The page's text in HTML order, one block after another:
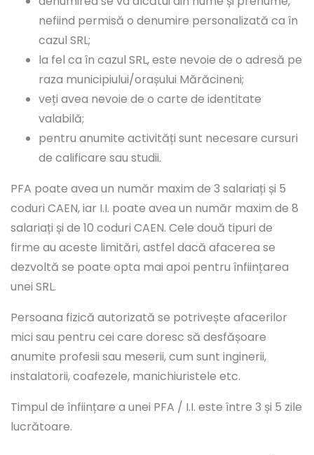
nefiind permisă o denumire personalizată ca în
cazul SRL;
la fel ca în cazul SRL, este nevoie de o adresă pe
raza municipiului/orașului Mărăcineni;
veți avea nevoie de o carte de identitate
valabilă;
pentru anumite activități sunt necesare cursuri
de calificare sau studii.
PFA poate avea un număr maxim de 3 salariați și 5
coduri CAEN, iar I.I. poate avea un număr maxim de 8
salariați și de 10 coduri CAEN. Cele două tipuri de
firme au aceste limitări, astfel dacă afacerea se
dezvoltă se poate opta mai apoi pentru înființarea
unei SRL.
Persoana fizică autorizată se potrivește afacerilor
mici sau pentru cei care doresc să desfășoare
anumite profesii sau meserii, cum sunt inginerii,
instalatorii, coafezele, manichiuristele etc.
Timpul de înființare a unei PFA / I.I. este între 3 și 5 zile
lucrătoare.